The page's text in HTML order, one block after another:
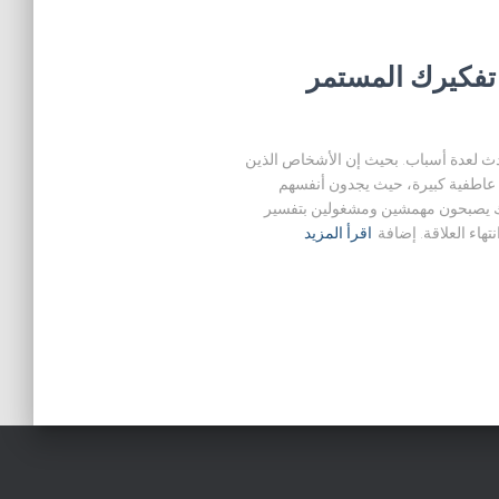
المستمر
لعدة أسباب. بحيث إن الأشخاص الذين
كبيرة، حيث يجدون أنفسهم
يصبحون مهمشين ومشغولين بتفسير
العلاقة. إضافة اقرأ المزيد